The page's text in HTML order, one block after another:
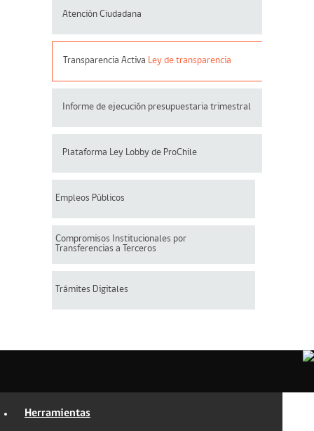
Atención Ciudadana
Transparencia Activa Ley de transparencia
Informe de ejecución presupuestaria trimestral
Plataforma Ley Lobby de ProChile
Empleos Públicos
Compromisos Institucionales por
Transferencias a Terceros
Trámites Digitales
Herramientas